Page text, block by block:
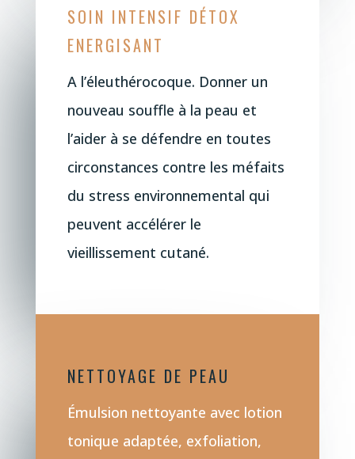
SOIN INTENSIF DÉTOX
ENERGISANT
A l’éleuthérocoque. Donner un
nouveau souffle à la peau et
l’aider à se défendre en toutes
circonstances contre les méfaits
du stress environnemental qui
peuvent accélérer le
vieillissement cutané.
NETTOYAGE DE PEAU
Émulsion nettoyante avec lotion
tonique adaptée, exfoliation,